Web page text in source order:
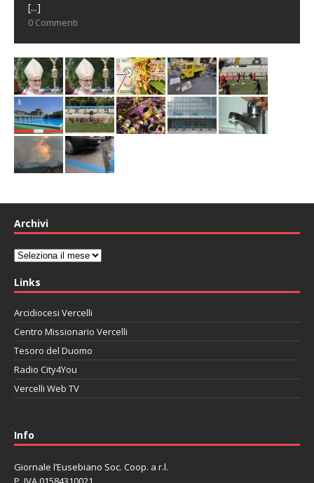
[...]
0 Commenti
Archivi
Archivi
Links
Arcidiocesi Vercelli
Centro Missionario Vercelli
Tesoro del Duomo
Radio City4You
Vercelli Web TV
Info
Giornale l’Eusebiano Soc. Coop. a r.l.